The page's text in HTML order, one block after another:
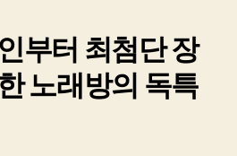
부터 최첨단 장
노래방의 독특